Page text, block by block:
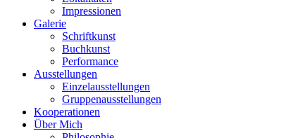
Impressionen
Galerie
Schriftkunst
Buchkunst
Performance
Ausstellungen
Einzelausstellungen
Gruppenausstellungen
Kooperationen
Über Mich